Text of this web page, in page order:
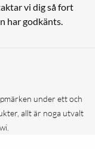
vi dig så fort
har godkänts.
under ett och
allt är noga utvalt